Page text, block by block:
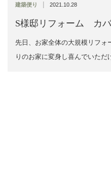
建築便り | 2021.10.28
S様邸リフォーム カバ
先日、お家全体の大規模リフォ
りのお家に変身し喜んでいただ